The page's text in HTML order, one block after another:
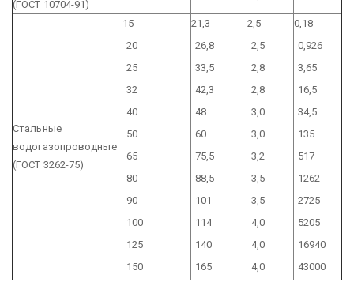
(ГОСТ 10704-91)
Стальные
водогазопроводные
(ГОСТ 3262-75)
15
20
25
32
40
50
65
80
90
100
125
150
21,3
26,8
33,5
42,3
48
60
75,5
88,5
101
114
140
165
2,5
2,5
2,8
2,8
3,0
3,0
3,2
3,5
3,5
4,0
4,0
4,0
0,18
0,926
3,65
16,5
34,5
135
517
1262
2725
5205
16940
43000